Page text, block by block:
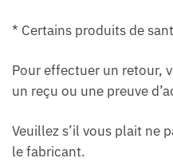
* Certains produits de
Pour effectuer un retour,
un reçu ou une preuve
Veuillez s’il vous plait ne
le fabricant.